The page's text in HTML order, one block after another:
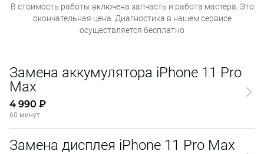
В стоимость работы включена запчасть и работа мастера. Это
окончательная цена. Диагностика в нашем сервисе
осуществляется бесплатно
Замена аккумулятора iPhone 11 Pro
Max
4 990 ₽
60 минут
Замена дисплея iPhone 11 Pro Max